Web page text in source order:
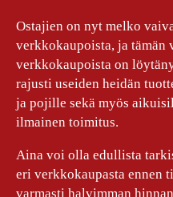
Ostajien on nyt melko
verkkokaupoista, ja tämän
verkkokaupoista on
rajusti useiden heidän
ja pojille sekä myös
ilmainen toimitus.
Aina voi olla edullista
eri verkkokaupasta ennen
varmasti halvimman